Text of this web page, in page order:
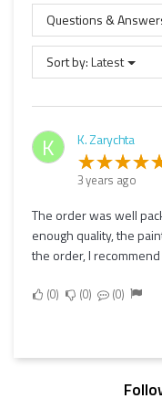
Questions &
Sort by:Latest
K K. Zarychta
3 years ago
The order was well
enough quality, the
the order, I
0 0 0